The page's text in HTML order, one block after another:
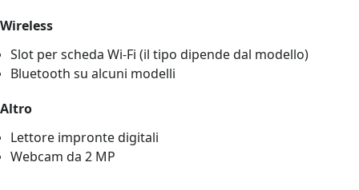
Wireless
Slot per scheda Wi-Fi (il tipo dipende dal modello)
Bluetooth su alcuni modelli
Altro
Lettore impronte digitali
Webcam da 2 MP